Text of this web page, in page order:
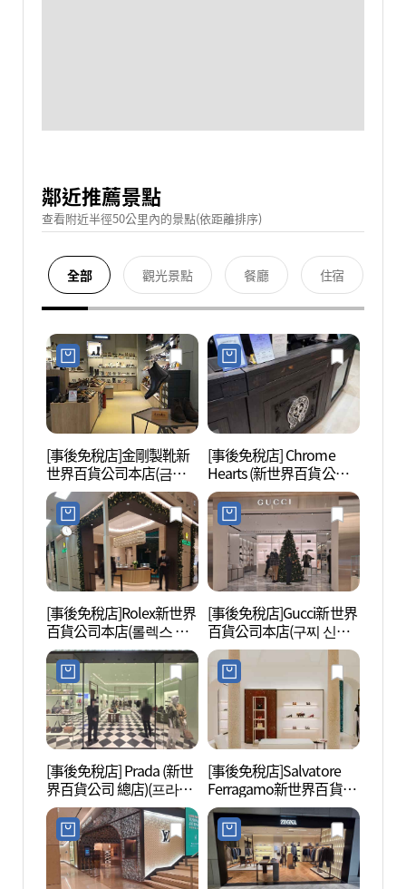
鄰近推薦景點
查看附近半徑50公里內的景點(依距離排序)
全部 觀光景點 餐廳 住宿
[事後免稅店]金剛製靴新
世界百貨公司本店(금강
제화 신세계백화점 본점)
[事後免稅店] Chrome
Hearts (新世界百貨公司
總店)(크롬하츠 신세계백
화점 본점)
[事後免稅店]Rolex新世界
百貨公司本店(롤렉스 신
세계백화점 본점)
[事後免稅店]Gucci新世界
百貨公司本店(구찌 신세
계백화점 본점)
[事後免稅店] Prada (新世
界百貨公司 總店)(프라다
신세계백화점 본점)
[事後免稅店]Salvatore
Ferragamo新世界百貨公
司本店(살바토레페라가
모 신세계백화점 본점)